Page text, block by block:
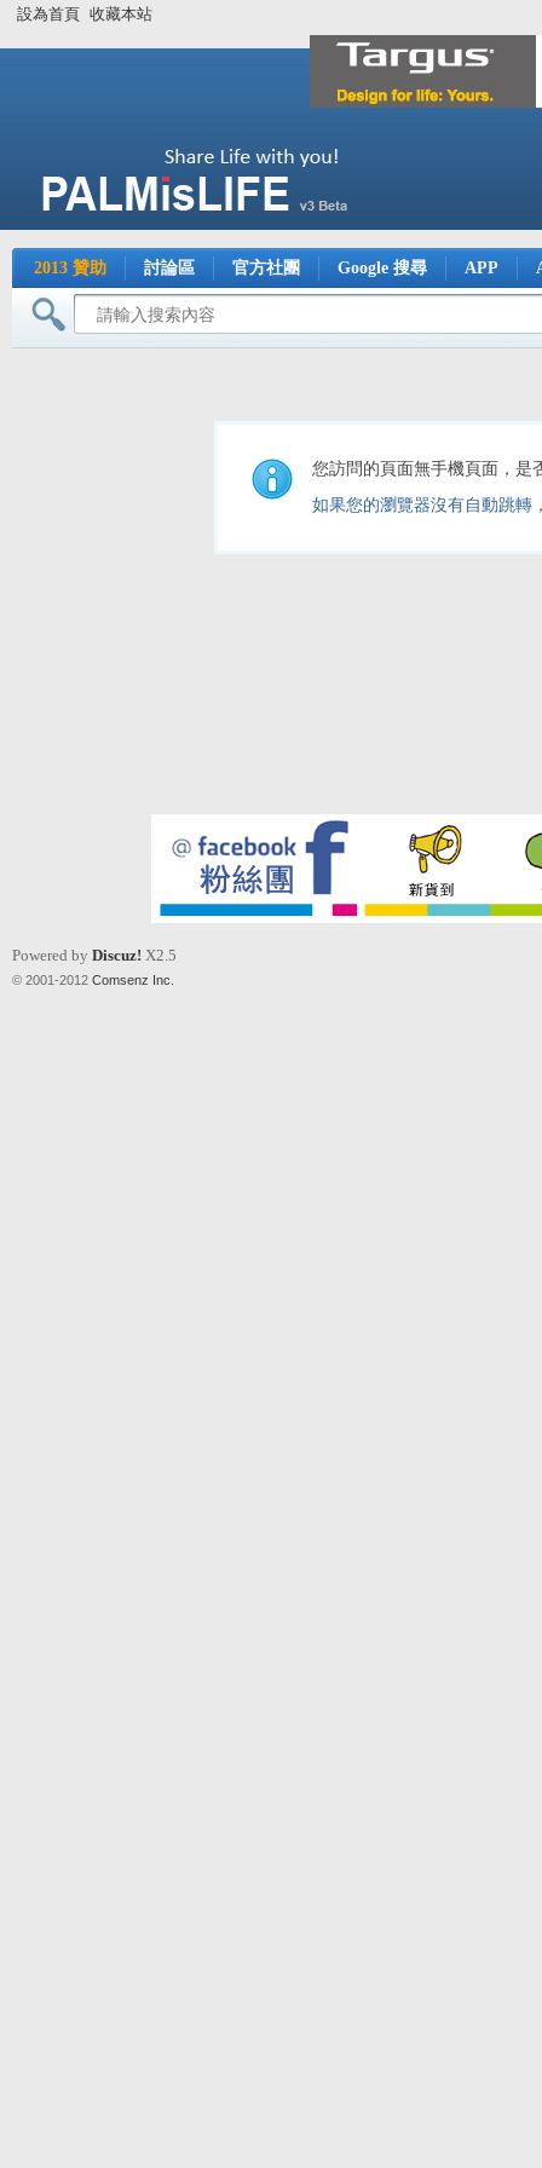
設為首頁 收藏本站
2013 贊助 討論區 官方社團 Google 搜尋 APP
您訪問的頁面無手機頁面，是
如果您的瀏覽器沒有自動跳轉
Powered by Discuz! X2.5
© 2001-2012 Comsenz Inc.